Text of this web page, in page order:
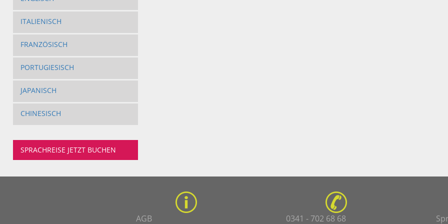
ITALIENISCH
FRANZÖSISCH
PORTUGIESISCH
JAPANISCH
CHINESISCH
SPRACHREISE JETZT BUCHEN
AGB 0341 - 702 68 68